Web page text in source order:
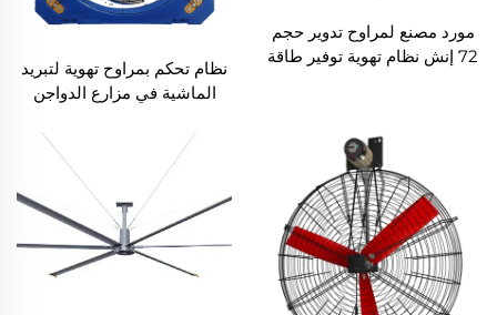
مورد مصنع لمراوح تدوير حجم
72 إنش نظام تهوية توفير طاقة
نظام تحكم بمراوح تهوية لتبريد
الماشية في مزارع الدواجن